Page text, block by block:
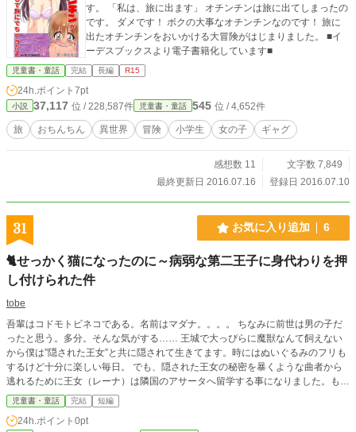
す。 「私は、旅に出ます」 オチンチンは旅に出てしまったの
です。 ダメです！ ボクの大事なオチンチンなのです！ 旅に
出たオチンチンをおいかける大冒険がはじまりました。 ■イ
ーデスブックスより電子書籍化しています■
児童書・童話 完結 長編 R15
24h.ポイント 7pt
小説 37,117 位 / 228,587件 児童書・童話 545 位 / 4,652件
旅 おちんちん 異世界 冒険 小学生 女の子 ギャグ
感想数 11
文字数 7,849
最終更新日 2016.07.16
登録日 2016.07.10
31 お気に入り追加 6
🐈せっかく猫になったのに～病弱な第二王子に身代わりを押
し付けられた件
tobe
吾輩はコドモトビネコである。名前はマダナ。。。。 ちなみに前世は男の子だ
ったと思う。多分。そんな気がする…… 王城で大っぴらに魔獣なんて飼えない
から僕は”隠された王女”と共に隠されて生きてます。時にはぬいぐるみのフリも
するけど十分に楽しい毎日。 でも、隠された王女の秘密を暴くような曲者から
逃れるために王女（レーナ）は隣国のアサータへ留学する事になりました。もち
ろん僕もついて行く所存！！ そこで出会った病弱な王子様に僕は身代わりを押
し付けられちゃったんだけど……前世は人類、今世は魔獣。って思ったら今度は
王子様？ これは中身が転生者のコドモトリネコである病弱な第二王子の成長記
児童書・童話 完結 短編
24h.ポイント 0pt